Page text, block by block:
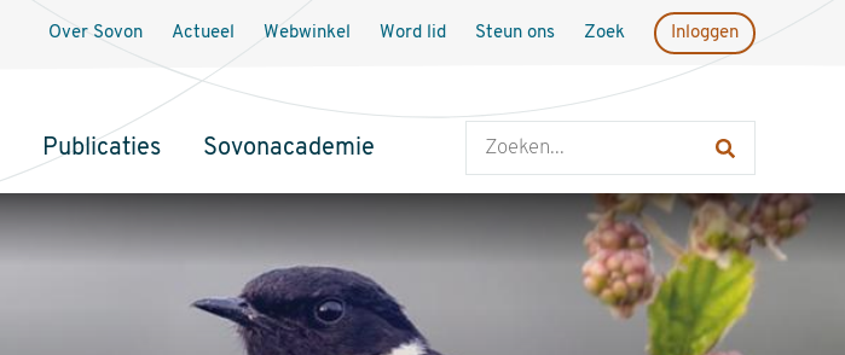
Publicaties Sovonacademie
Over Sovon Actueel Webwinkel Word lid Steun ons Zoek Inloggen